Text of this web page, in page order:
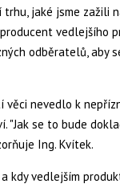
jaké jsme zažili
vedlejšího
odběratelů, aby
nevedlo k
"Jak se to bude
Ing. Kvítek.
kdy vedlejším